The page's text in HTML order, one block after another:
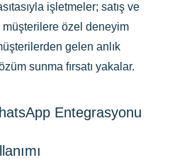
işletmeler; satış ve
özel deneyim
gelen anlık
sunma fırsatı yakalar.
Entegrasyonu